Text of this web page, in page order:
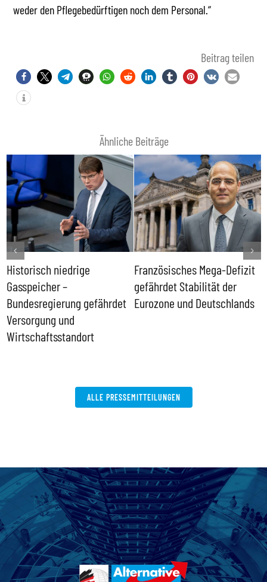
weder den Pflegebedürftigen noch dem Personal.“
Beitrag teilen
Ähnliche Beiträge
Historisch niedrige
Gasspeicher –
Bundesregierung gefährdet
Versorgung und
Wirtschaftsstandort
Französisches Mega-Defizit
gefährdet Stabilität der
Eurozone und Deutschlands
ALLE PRESSEMITTEILUNGEN